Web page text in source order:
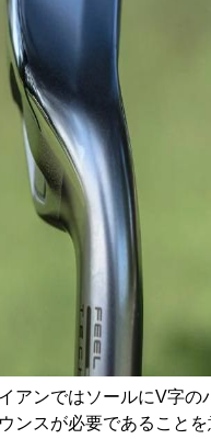
アンではソールにV字の
ンスが必要であることを